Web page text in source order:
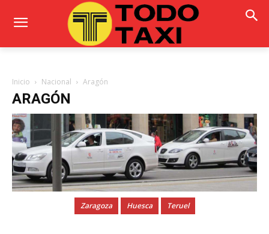
Inicio Nacional Aragón
ARAGÓN
Zaragoza Huesca Teruel